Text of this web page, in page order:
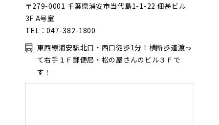
〒279-0001 千葉県浦安市当代島1-1-22 佃甚ビル
3F A号室
TEL：047-382-1800
東西線浦安駅北口・西口徒歩1分！横断歩道渡っ
て右手１Ｆ郵便局・松の屋さんのビル３Ｆで
す！